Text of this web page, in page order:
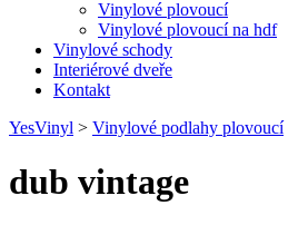
Vinylové plovoucí
Vinylové plovoucí na hdf
Vinylové schody
Interiérové dveře
Kontakt
YesVinyl > Vinylové podlahy plovoucí
dub vintage